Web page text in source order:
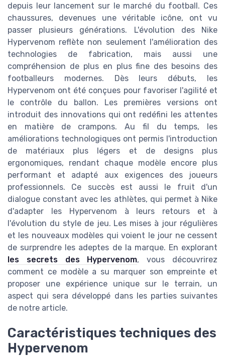
depuis leur lancement sur le marché du football. Ces
chaussures, devenues une véritable icône, ont vu
passer plusieurs générations. L'évolution des Nike
Hypervenom reflète non seulement l'amélioration des
technologies de fabrication, mais aussi une
compréhension de plus en plus fine des besoins des
footballeurs modernes. Dès leurs débuts, les
Hypervenom ont été conçues pour favoriser l'agilité et
le contrôle du ballon. Les premières versions ont
introduit des innovations qui ont redéfini les attentes
en matière de crampons. Au fil du temps, les
améliorations technologiques ont permis l'introduction
de matériaux plus légers et de designs plus
ergonomiques, rendant chaque modèle encore plus
performant et adapté aux exigences des joueurs
professionnels. Ce succès est aussi le fruit d'un
dialogue constant avec les athlètes, qui permet à Nike
d'adapter les Hypervenom à leurs retours et à
l'évolution du style de jeu. Les mises à jour régulières
et les nouveaux modèles qui voient le jour ne cessent
de surprendre les adeptes de la marque. En explorant
les secrets des Hypervenom, vous découvrirez
comment ce modèle a su marquer son empreinte et
proposer une expérience unique sur le terrain, un
aspect qui sera développé dans les parties suivantes
de notre article.
Caractéristiques techniques des
Hypervenom